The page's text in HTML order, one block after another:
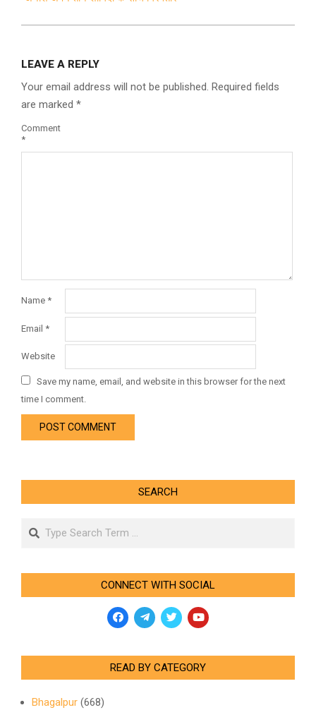
LEAVE A REPLY
Your email address will not be published. Required fields
are marked *
Comment
*
Name *
Email *
Website
Save my name, email, and website in this browser for the next
time I comment.
SEARCH
Search
CONNECT WITH SOCIAL
READ BY CATEGORY
Bhagalpur (668)